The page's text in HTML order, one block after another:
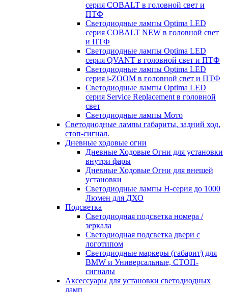
серия COBALT в головной свет и
ПТФ
Светодиодные лампы Optima LED
серия COBALT NEW в головной свет
и ПТФ
Светодиодные лампы Optima LED
серия QVANT в головной свет и ПТФ
Светодиодные лампы Optima LED
серия i-ZOOM в головной свет и ПТФ
Светодиодные лампы Optima LED
серия Service Replacement в головной
свет
Светодиодные лампы Мото
Светодиодные лампы габариты, задний ход,
стоп-сигнал.
Дневные ходовые огни
Дневные Ходовые Огни для установки
внутри фары
Дневные Ходовые Огни для внешей
установки
Светодиодные лампы H-серия до 1000
Люмен для ДХО
Подсветка
Светодиодная подсветка номера /
зеркала
Светодиодная подсветка двери с
логотипом
Светодиодные маркеры (габарит) для
BMW и Универсальные, СТОП-
сигналы
Аксессуары для установки светодиодных
ламп